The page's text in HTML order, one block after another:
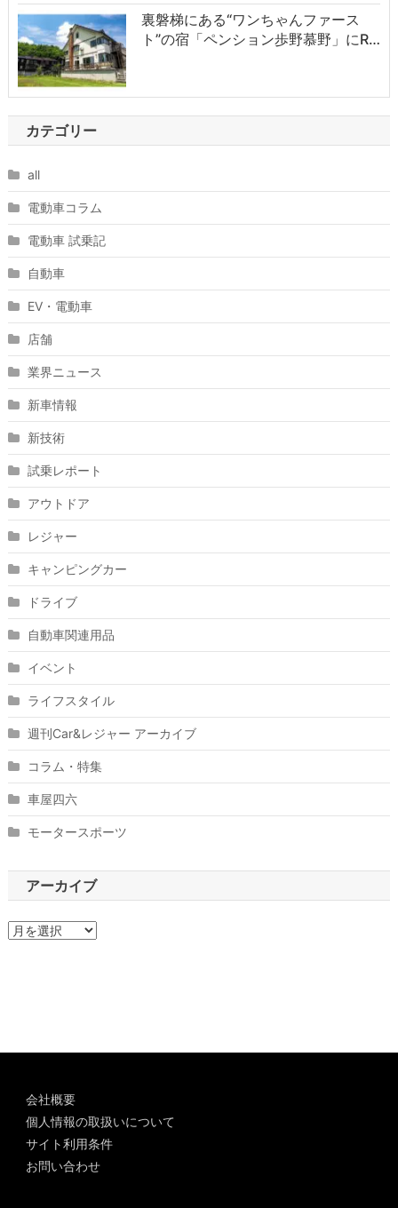
裏磐梯にある“ワンちゃんファース
ト”の宿「ペンション歩野慕野」にR…
カテゴリー
all
電動車コラム
電動車 試乗記
自動車
EV・電動車
店舗
業界ニュース
新車情報
新技術
試乗レポート
アウトドア
レジャー
キャンピングカー
ドライブ
自動車関連用品
イベント
ライフスタイル
週刊Car&レジャー アーカイブ
コラム・特集
車屋四六
モータースポーツ
アーカイブ
ア
会社概要
個人情報の取扱いについて
サイト利用条件
お問い合わせ